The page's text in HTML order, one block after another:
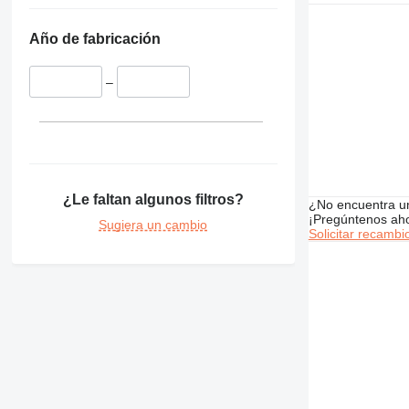
340
374
Año de fabricación
–
¿Le faltan algunos filtros?
Sugiera un cambio
¿No encuentra
¡Pregúntenos
Solicitar